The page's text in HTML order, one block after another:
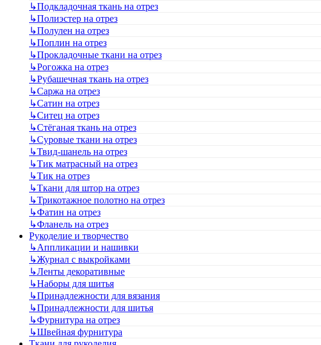
↳Подкладочная ткань на отрез
↳Полиэстер на отрез
↳Полулен на отрез
↳Поплин на отрез
↳Прокладочные ткани на отрез
↳Рогожка на отрез
↳Рубашечная ткань на отрез
↳Саржа на отрез
↳Сатин на отрез
↳Ситец на отрез
↳Стёганая ткань на отрез
↳Суровые ткани на отрез
↳Твид-шанель на отрез
↳Тик матрасный на отрез
↳Тик на отрез
↳Ткани для штор на отрез
↳Трикотажное полотно на отрез
↳Фатин на отрез
↳Фланель на отрез
Рукоделие и творчество
↳Аппликации и нашивки
↳Журнал с выкройками
↳Ленты декоративные
↳Наборы для шитья
↳Принадлежности для вязания
↳Принадлежности для шитья
↳Фурнитура на отрез
↳Швейная фурнитура